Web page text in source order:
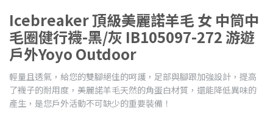
Icebreaker 頂級美麗諾羊毛 女 中筒中
毛圈健行襪-黑/灰 IB105097-272 游遊
戶外Yoyo Outdoor
輕量且透氣，給您的雙腳絕佳的呵護，足部與腳跟加強設計，提高
了襪子的耐用度，美麗諾羊毛天然的角蛋白材質，還能降低異味的
產生，是您戶外活動不可缺少的重要裝備！